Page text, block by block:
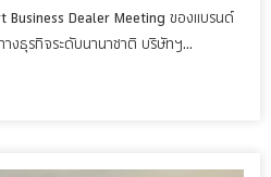
Business Dealer Meeting ของแบรนด์
างธุรกิจระดับนานาชาติ บริษัทฯ…